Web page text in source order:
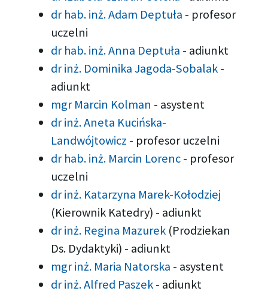
dr hab. inż. Adam Deptuła - profesor
uczelni
dr hab. inż. Anna Deptuła - adiunkt
dr inż. Dominika Jagoda-Sobalak-
adiunkt
mgr Marcin Kolman - asystent
dr inż. Aneta Kucińska-
Landwójtowicz - profesor uczelni
dr hab. inż. Marcin Lorenc- profesor
uczelni
dr inż. Katarzyna Marek-Kołodziej
(Kierownik Katedry) - adiunkt
dr inż. Regina Mazurek (Prodziekan
Ds. Dydaktyki) - adiunkt
mgr inż. Maria Natorska - asystent
dr inż. Alfred Paszek- adiunkt